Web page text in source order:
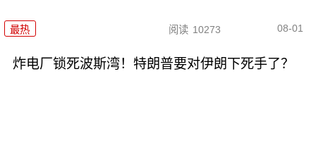
最热 阅读 10273 08-01
炸电厂锁死波斯湾！特朗普要对伊朗下死手了？